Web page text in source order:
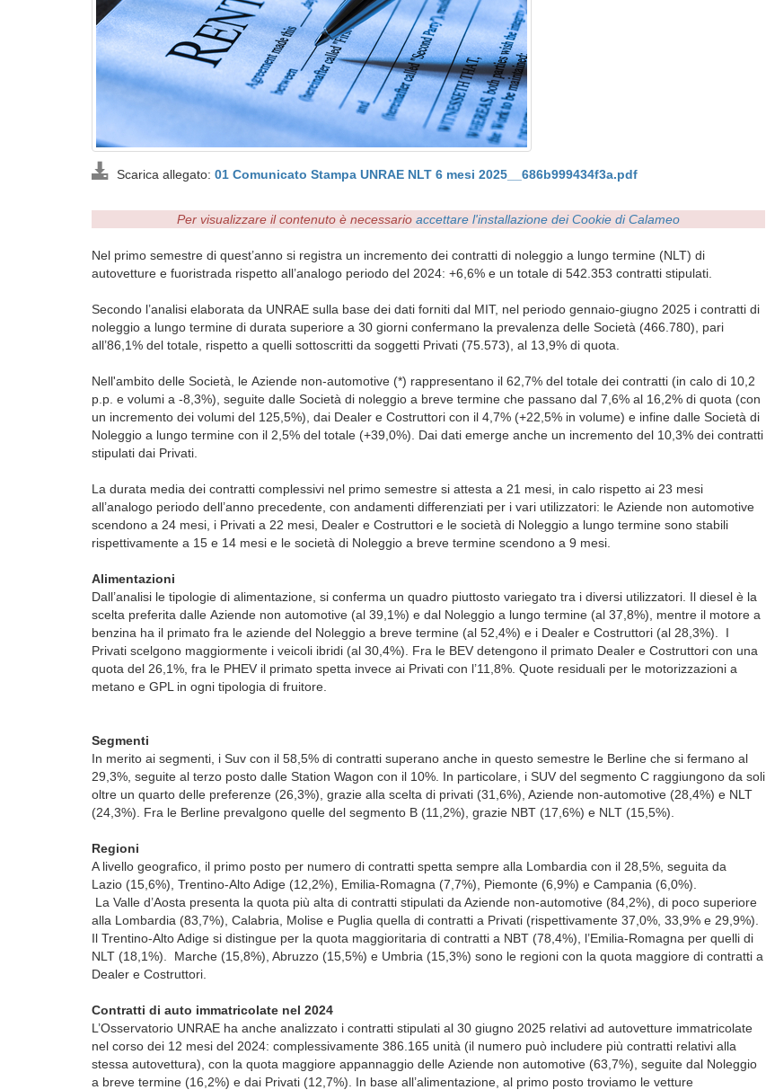
Scarica allegato: 01 Comunicato Stampa UNRAE NLT 6 mesi 2025__686b999434f3a.pdf
Per visualizzare il contenuto è necessario accettare l'installazione dei Cookie di Calameo
Nel primo semestre di quest’anno si registra un incremento dei contratti di noleggio a lungo termine (NLT) di
autovetture e fuoristrada rispetto all’analogo periodo del 2024: +6,6% e un totale di 542.353 contratti stipulati.
Secondo l’analisi elaborata da UNRAE sulla base dei dati forniti dal MIT, nel periodo gennaio-giugno 2025 i contratti di
noleggio a lungo termine di durata superiore a 30 giorni confermano la prevalenza delle Società (466.780), pari
all’86,1% del totale, rispetto a quelli sottoscritti da soggetti Privati (75.573), al 13,9% di quota.
Nell'ambito delle Società, le Aziende non-automotive (*) rappresentano il 62,7% del totale dei contratti (in calo di 10,2
p.p. e volumi a -8,3%), seguite dalle Società di noleggio a breve termine che passano dal 7,6% al 16,2% di quota (con
un incremento dei volumi del 125,5%), dai Dealer e Costruttori con il 4,7% (+22,5% in volume) e infine dalle Società di
Noleggio a lungo termine con il 2,5% del totale (+39,0%). Dai dati emerge anche un incremento del 10,3% dei contratti
stipulati dai Privati.
La durata media dei contratti complessivi nel primo semestre si attesta a 21 mesi, in calo rispetto ai 23 mesi
all’analogo periodo dell’anno precedente, con andamenti differenziati per i vari utilizzatori: le Aziende non automotive
scendono a 24 mesi, i Privati a 22 mesi, Dealer e Costruttori e le società di Noleggio a lungo termine sono stabili
rispettivamente a 15 e 14 mesi e le società di Noleggio a breve termine scendono a 9 mesi.
Alimentazioni
Dall’analisi le tipologie di alimentazione, si conferma un quadro piuttosto variegato tra i diversi utilizzatori. Il diesel è la
scelta preferita dalle Aziende non automotive (al 39,1%) e dal Noleggio a lungo termine (al 37,8%), mentre il motore a
benzina ha il primato fra le aziende del Noleggio a breve termine (al 52,4%) e i Dealer e Costruttori (al 28,3%). I
Privati scelgono maggiormente i veicoli ibridi (al 30,4%). Fra le BEV detengono il primato Dealer e Costruttori con una
quota del 26,1%, fra le PHEV il primato spetta invece ai Privati con l’11,8%. Quote residuali per le motorizzazioni a
metano e GPL in ogni tipologia di fruitore.
Segmenti
In merito ai segmenti, i Suv con il 58,5% di contratti superano anche in questo semestre le Berline che si fermano al
29,3%, seguite al terzo posto dalle Station Wagon con il 10%. In particolare, i SUV del segmento C raggiungono da soli
oltre un quarto delle preferenze (26,3%), grazie alla scelta di privati (31,6%), Aziende non-automotive (28,4%) e NLT
(24,3%). Fra le Berline prevalgono quelle del segmento B (11,2%), grazie NBT (17,6%) e NLT (15,5%).
Regioni
A livello geografico, il primo posto per numero di contratti spetta sempre alla Lombardia con il 28,5%, seguita da
Lazio (15,6%), Trentino-Alto Adige (12,2%), Emilia-Romagna (7,7%), Piemonte (6,9%) e Campania (6,0%).
La Valle d’Aosta presenta la quota più alta di contratti stipulati da Aziende non-automotive (84,2%), di poco superiore
alla Lombardia (83,7%), Calabria, Molise e Puglia quella di contratti a Privati (rispettivamente 37,0%, 33,9% e 29,9%).
Il Trentino-Alto Adige si distingue per la quota maggioritaria di contratti a NBT (78,4%), l’Emilia-Romagna per quelli di
NLT (18,1%). Marche (15,8%), Abruzzo (15,5%) e Umbria (15,3%) sono le regioni con la quota maggiore di contratti a
Dealer e Costruttori.
Contratti di auto immatricolate nel 2024
L’Osservatorio UNRAE ha anche analizzato i contratti stipulati al 30 giugno 2025 relativi ad autovetture immatricolate
nel corso dei 12 mesi del 2024: complessivamente 386.165 unità (il numero può includere più contratti relativi alla
stessa autovettura), con la quota maggiore appannaggio delle Aziende non automotive (63,7%), seguite dal Noleggio
a breve termine (16,2%) e dai Privati (12,7%). In base all’alimentazione, al primo posto troviamo le vetture